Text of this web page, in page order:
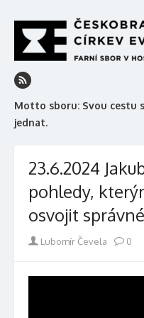
to
content
Motto sboru: Svou cestu
jednat.
23.6.2024
pohledy,
osvojit
Author
Lubomír Čevela 0